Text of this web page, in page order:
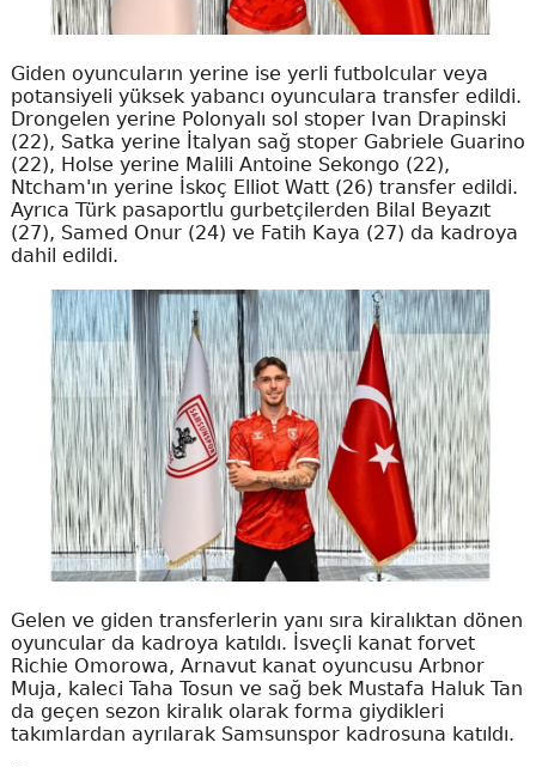
Giden oyuncuların yerine ise yerli futbolcular veya
potansiyeli yüksek yabancı oyunculara transfer edildi.
Drongelen yerine Polonyalı sol stoper Ivan Drapinski
(22), Satka yerine İtalyan sağ stoper Gabriele Guarino
(22), Holse yerine Malili Antoine Sekongo (22),
Ntcham'ın yerine İskoç Elliot Watt (26) transfer edildi.
Ayrıca Türk pasaportlu gurbetçilerden Bilal Beyazıt
(27), Samed Onur (24) ve Fatih Kaya (27) da kadroya
dahil edildi.
Gelen ve giden transferlerin yanı sıra kiralıktan dönen
oyuncular da kadroya katıldı. İsveçli kanat forvet
Richie Omorowa, Arnavut kanat oyuncusu Arbnor
Muja, kaleci Taha Tosun ve sağ bek Mustafa Haluk Tan
da geçen sezon kiralık olarak forma giydikleri
takımlardan ayrılarak Samsunspor kadrosuna katıldı.